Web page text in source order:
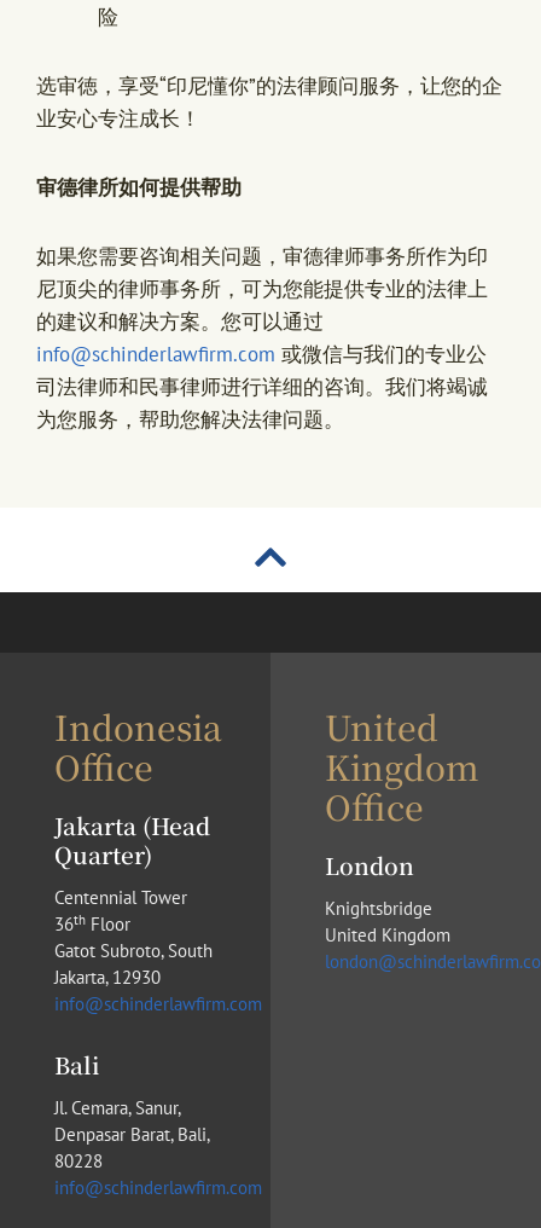
险
选审徳，享受“印尼懂你”的法律顾问服务，让您的企
业安心专注成长！
审德律所如何提供帮助
如果您需要咨询相关问题，审德律师事务所作为印
尼顶尖的律师事务所，可为您能提供专业的法律上
的建议和解决方案。您可以通过
info@schinderlawfirm.com 或微信与我们的专业公
司法律师和民事律师进行详细的咨询。我们将竭诚
为您服务，帮助您解决法律问题。
Indonesia
Office
Jakarta (Head
Quarter)
Centennial Tower
36th Floor
Gatot Subroto, South
Jakarta, 12930
info@schinderlawfirm.com
Bali
Jl. Cemara, Sanur,
Denpasar Barat, Bali,
80228
info@schinderlawfirm.com
United
Kingdom
Office
London
Knightsbridge
United Kingdom